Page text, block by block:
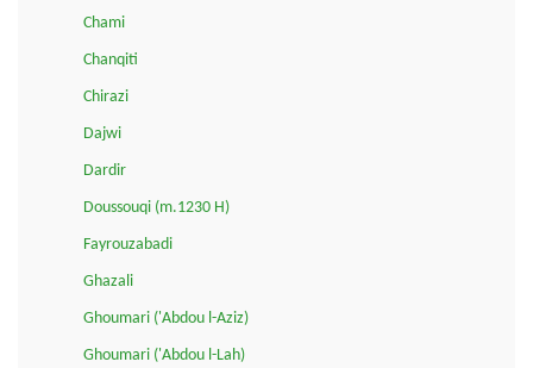
Chami
Chanqiti
Chirazi
Dajwi
Dardir
Doussouqi (m.1230 H)
Fayrouzabadi
Ghazali
Ghoumari ('Abdou l-Aziz)
Ghoumari ('Abdou l-Lah)